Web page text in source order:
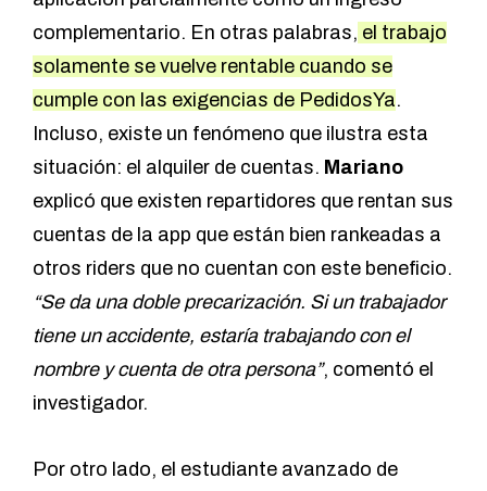
complementario. En otras palabras, el trabajo
solamente se vuelve rentable cuando se
cumple con las exigencias de PedidosYa.
Incluso, existe un fenómeno que ilustra esta
situación: el alquiler de cuentas. Mariano
explicó que existen repartidores que rentan sus
cuentas de la app que están bien rankeadas a
otros riders que no cuentan con este beneficio.
“Se da una doble precarización. Si un trabajador
tiene un accidente, estaría trabajando con el
nombre y cuenta de otra persona”, comentó el
investigador.
Por otro lado, el estudiante avanzado de